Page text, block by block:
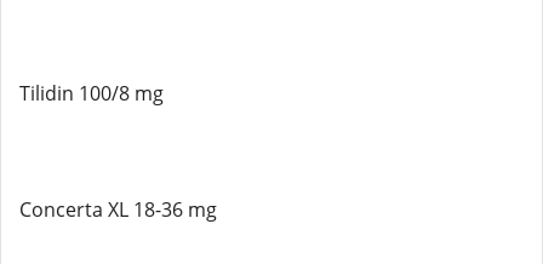
Tilidin 100/8 mg
Concerta XL 18-36 mg